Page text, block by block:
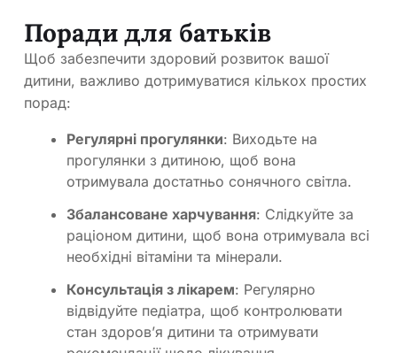
Поради для батьків
Щоб забезпечити здоровий розвиток вашої
дитини, важливо дотримуватися кількох простих
порад:
Регулярні прогулянки: Виходьте на
прогулянки з дитиною, щоб вона
отримувала достатньо сонячного світла.
Збалансоване харчування: Слідкуйте за
раціоном дитини, щоб вона отримувала всі
необхідні вітаміни та мінерали.
Консультація з лікарем: Регулярно
відвідуйте педіатра, щоб контролювати
стан здоров’я дитини та отримувати